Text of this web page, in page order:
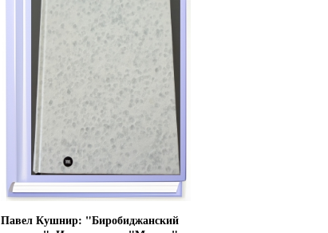
Павел Кушнир: "Биробиджанский